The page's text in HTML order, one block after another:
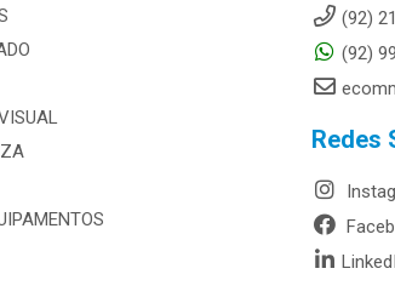
(92)
(92)
Redes